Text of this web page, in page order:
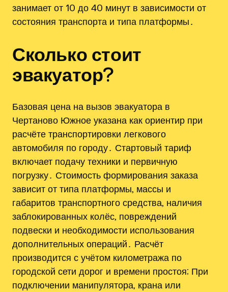
занимает от 10 до 40 минут в зависимости от
состояния транспорта и типа платформы․
Сколько стоит
эвакуатор?
Базовая цена на вызов эвакуатора в
Чертаново Южное указана как ориентир при
расчёте транспортировки легкового
автомобиля по городу․ Стартовый тариф
включает подачу техники и первичную
погрузку․ Стоимость формирования заказа
зависит от типа платформы‚ массы и
габаритов транспортного средства‚ наличия
заблокированных колёс‚ повреждений
подвески и необходимости использования
дополнительных операций․ Расчёт
производится с учётом километража по
городской сети дорог и времени простоя; При
подключении манипулятора‚ крана или